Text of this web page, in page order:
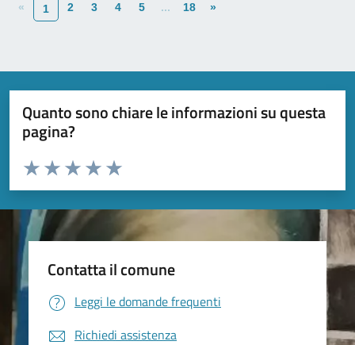
« 1 2 3 4 5 ... 18 »
Quanto sono chiare le informazioni su questa
pagina?
Valuta da 1 a 5 stelle la pagina
Valuta 5 stelle su 5
Valuta 4 stelle su 5
Valuta 3 stelle su 5
Valuta 2 stelle su 5
Valuta 1 stelle su 5
Contatta il comune
Leggi le domande frequenti
Richiedi assistenza